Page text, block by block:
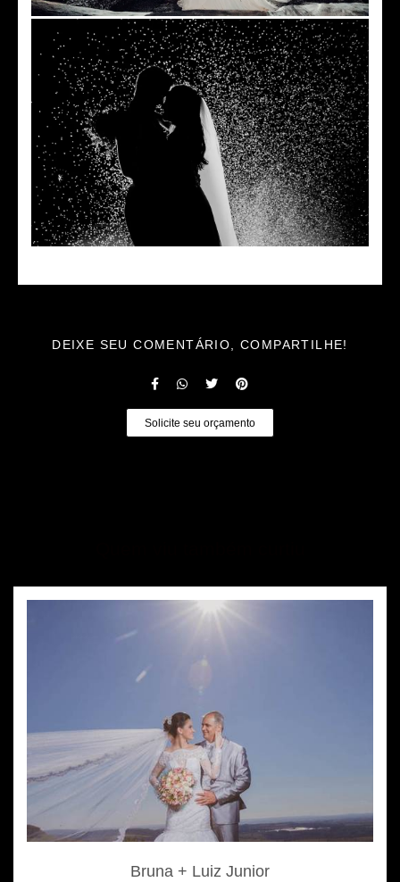
DEIXE SEU COMENTÁRIO, COMPARTILHE!
Solicite seu orçamento
Bruna + Luiz Junior